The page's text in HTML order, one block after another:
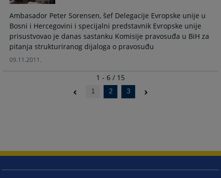
Ambasador Peter Sorensen, šef Delegacije Evropske unije u
Bosni i Hercegovini i specijalni predstavnik Evropske unije
prisustvovao je danas sastanku Komisije pravosuđa u BiH za
pitanja strukturiranog dijaloga o pravosuđu
09.11.2011.
1 - 6 / 15
1 2 3